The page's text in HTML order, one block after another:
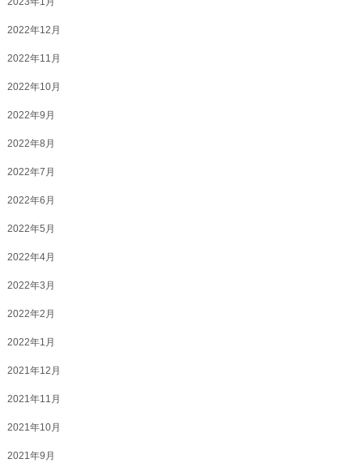
2022年12月
2022年11月
2022年10月
2022年9月
2022年8月
2022年7月
2022年6月
2022年5月
2022年4月
2022年3月
2022年2月
2022年1月
2021年12月
2021年11月
2021年10月
2021年9月